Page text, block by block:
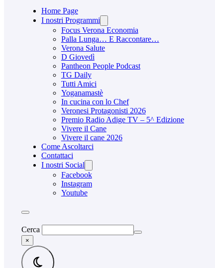
Home Page
I nostri Programmi
Focus Verona Economia
Palla Lunga… E Raccontare…
Verona Salute
D Giovedì
Pantheon People Podcast
TG Daily
Tutti Amici
Yoganamastè
In cucina con lo Chef
Veronesi Protagonisti 2026
Premio Radio Adige TV – 5^ Edizione
Vivere il Cane
Vivere il cane 2026
Come Ascoltarci
Contattaci
I nostri Social
Facebook
Instagram
Youtube
Cerca
×